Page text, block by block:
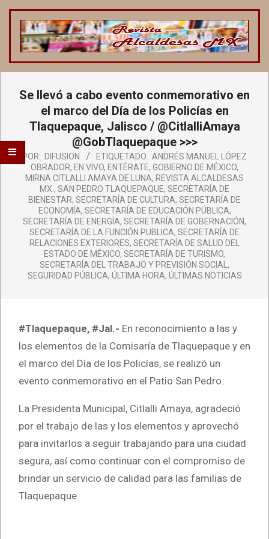
Saltar
contenido
REVISTA
ALCALDESAS
MX
navegación
principal
Se llevó a cabo evento conmemorativo en
el marco del Día de los Policías en
Tlaquepaque, Jalisco / @CitlalliAmaya
@GobTlaquepaque >>>
POR: DIFUSION ETIQUETADO: ANDRÉS MANUEL LÓPEZ
OBRADOR, EN VIVO, ENTÉRATE, GOBIERNO DE MÉXICO,
MIRNA CITLALLI AMAYA DE LUNA, REVISTA ALCALDESAS
MX., SAN PEDRO TLAQUEPAQUE, SECRETARÍA DE
BIENESTAR, SECRETARÍA DE CULTURA, SECRETARÍA DE
ECONOMÍA, SECRETARÍA DE EDUCACIÓN PÚBLICA,
SECRETARÍA DE ENERGÍA, SECRETARÍA DE GOBERNACIÓN,
SECRETARÍA DE LA FUNCIÓN PUBLICA, SECRETARÍA DE
RELACIONES EXTERIORES, SECRETARÍA DE SALUD DEL
ESTADO DE MÉXICO, SECRETARÍA DE TURISMO,
SECRETARÍA DEL TRABAJO Y PREVISIÓN SOCIAL,
SEGURIDAD PÚBLICA, ÚLTIMA HORA, ÚLTIMAS NOTICIAS
#Tlaquepaque, #Jal.- En reconocimiento a las y
los elementos de la Comisaría de Tlaquepaque y en
el marco del Día de los Policías, se realizó un
evento conmemorativo en el Patio San Pedro.
La Presidenta Municipal, Citlalli Amaya, agradeció
por el trabajo de las y los elementos y aprovechó
para invitarlos a seguir trabajando para una ciudad
segura, así como continuar con el compromiso de
brindar un servicio de calidad para las familias de
Tlaquepaque.